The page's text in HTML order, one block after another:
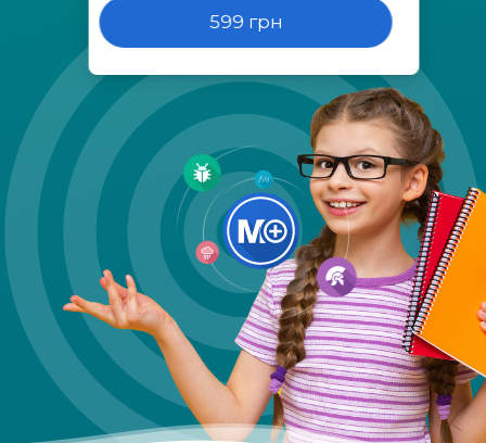
599 грн